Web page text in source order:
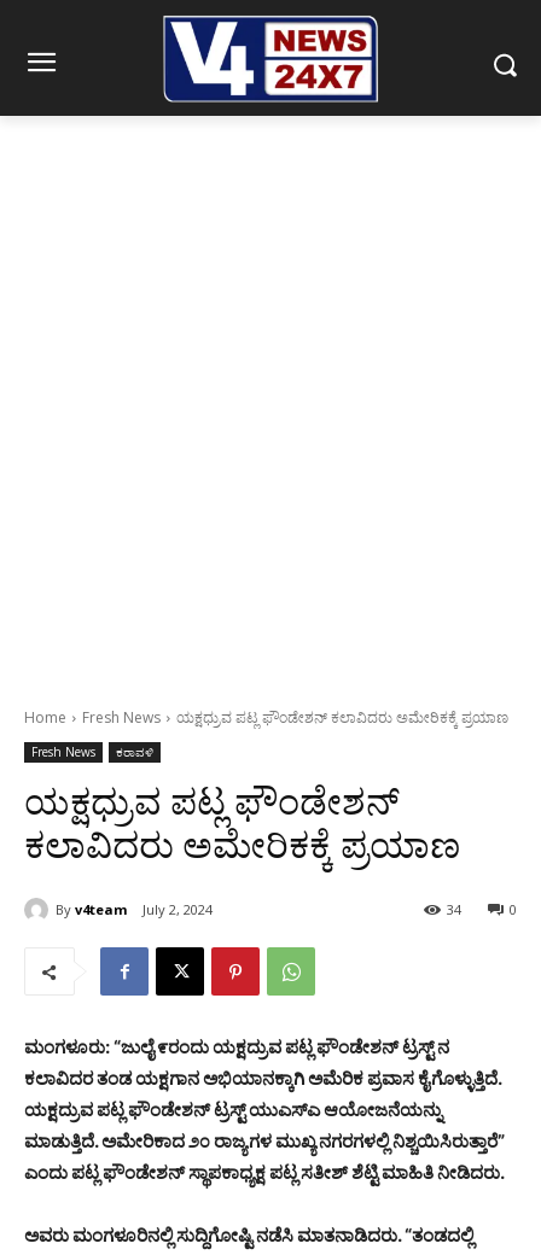
Home Fresh News ಯಕ್ಷಧ್ರುವ ಪಟ್ಲ ಫೌಂಡೇಶನ್ ಕಲಾವಿದರು ಅಮೇರಿಕಕ್ಕೆ ಪ್ರಯಾಣ
Fresh News ಕರಾವಳಿ
ಯಕ್ಷಧ್ರುವ ಪಟ್ಲ ಫೌಂಡೇಶನ್
ಕಲಾವಿದರು ಅಮೇರಿಕಕ್ಕೆ ಪ್ರಯಾಣ
By v4team July 2, 2024 0
34
ಮಂಗಳೂರು: “ಜುಲೈ ೯ರಂದು ಯಕ್ಷದ್ರುವ ಪಟ್ಲ ಫೌಂಡೇಶನ್ ಟ್ರಸ್ಟ್ ನ
ಕಲಾವಿದರ ತಂಡ ಯಕ್ಷಗಾನ ಅಭಿಯಾನಕ್ಕಾಗಿ ಅಮೆರಿಕ ಪ್ರವಾಸ ಕೈಗೊಳ್ಳುತ್ತಿದೆ.
ಯಕ್ಷದ್ರುವ ಪಟ್ಲ ಫೌಂಡೇಶನ್ ಟ್ರಸ್ಟ್ ಯುಎಸ್‌ಎ ಆಯೋಜನೆಯನ್ನು
ಮಾಡುತ್ತಿದೆ. ಅಮೇರಿಕಾದ ೨೦ ರಾಜ್ಯಗಳ ಮುಖ್ಯ ನಗರಗಳಲ್ಲಿ ನಿಶ್ಚಯಿಸಿರುತ್ತಾರೆ”
ಎಂದು ಪಟ್ಲ ಫೌಂಡೇಶನ್ ಸ್ಥಾಪಕಾಧ್ಯಕ್ಷ ಪಟ್ಲ ಸತೀಶ್ ಶೆಟ್ಟಿ ಮಾಹಿತಿ ನೀಡಿದರು.
ಅವರು ಮಂಗಳೂರಿನಲ್ಲಿ ಸುದ್ದಿಗೋಷ್ಟಿ ನಡೆಸಿ ಮಾತನಾಡಿದರು. “ತಂಡದಲ್ಲಿ